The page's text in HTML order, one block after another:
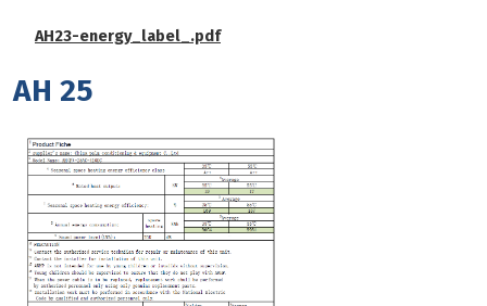
AH23-energy_label_.pdf
AH 25